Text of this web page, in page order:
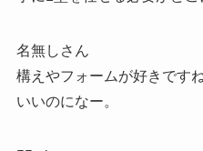
名無しさん
構えやフォームが好きです
いいのになー。